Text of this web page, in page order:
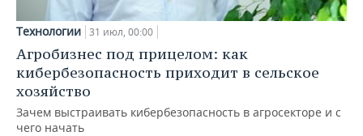
Технологии 31 июл, 00:00
Агробизнес под прицелом: как
кибербезопасность приходит в сельское
хозяйство
Зачем выстраивать кибербезопасность в агросекторе и с
чего начать